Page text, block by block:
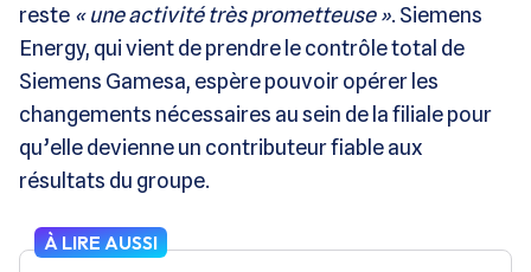
reste « une activité très prometteuse ». Siemens
Energy, qui vient de prendre le contrôle total de
Siemens Gamesa, espère pouvoir opérer les
changements nécessaires au sein de la filiale pour
qu’elle devienne un contributeur fiable aux
résultats du groupe.
À LIRE AUSSI